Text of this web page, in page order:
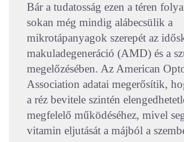
Bár a tudatosság ezen a téren
sokan még mindig alábecsülik a
mikrotápanyagok szerepét az
makuladegeneráció (AMD) és a
megelőzésében. Az American
Association adatai megerősítik,
a réz bevitele szintén
megfelelő működéséhez, mivel
vitamin eljutását a májból a